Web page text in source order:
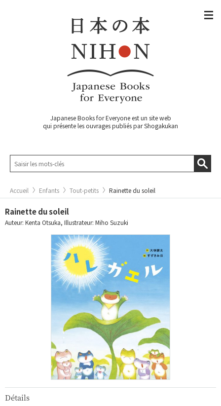
Japanese Books for Everyone est un site web
qui présente les ouvrages publiés par Shogakukan
Accueil Enfants Tout-petits Rainette du soleil
Rainette du soleil
Auteur: Kenta Otsuka, Illustrateur: Miho Suzuki
Détails